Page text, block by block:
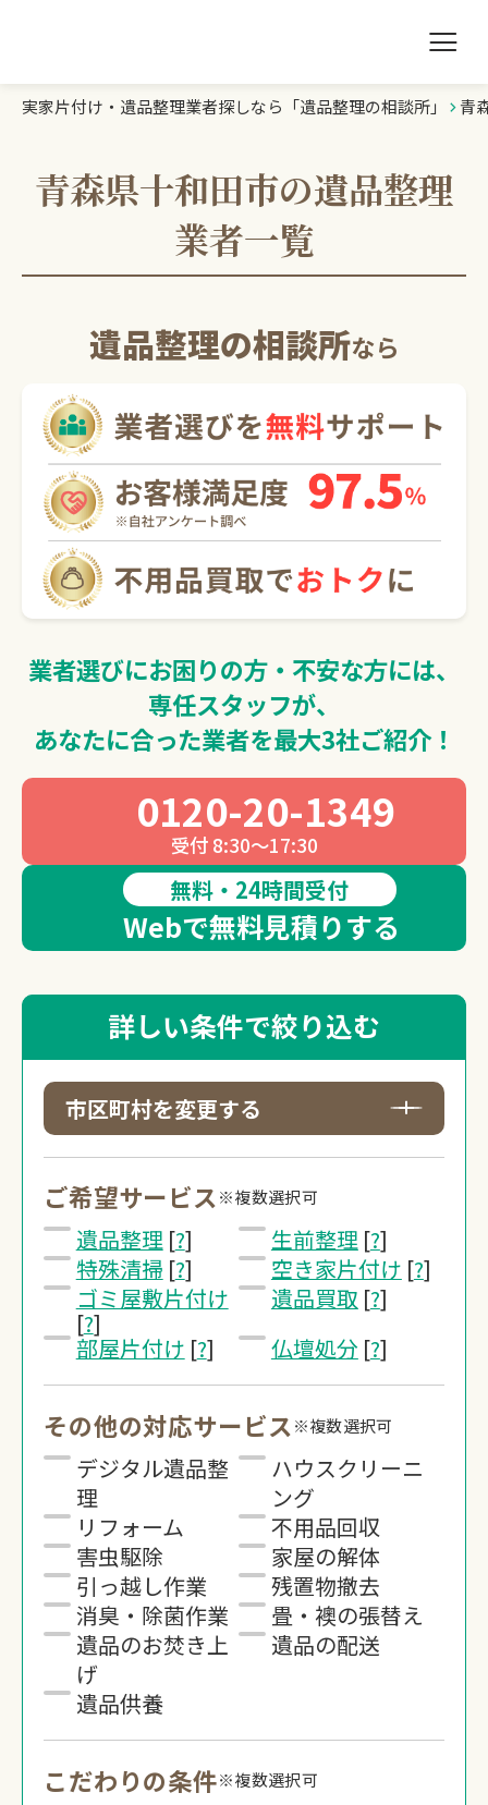
0120-20-1349
無料・24時間受付
Webで無料見積りする
遺品整理の相談所TOP
業者を探す
ランキング
お急ぎの方はこちら
実家片付け・遺品整理業者探しなら「遺品整理の相談所」 青
青森県十和田市の遺品整理
業者一覧
遺品整理の相談所なら
業者選びにお困りの方・不安な方には、
専任スタッフが、
あなたに合った業者を最大3社ご紹介！
0120-20-1349
受付 8:30～17:30
無料・24時間受付
Webで無料見積りする
詳しい条件で絞り込む
市区町村を変更する
ご希望サービス※複数選択可
遺品整理 [?] 生前整理 [?]
特殊清掃 [?] 空き家片付け [?]
ゴミ屋敷片付け
[?]
遺品買取 [?]
部屋片付け [?] 仏壇処分 [?]
その他の対応サービス※複数選択可
デジタル遺品整
理
ハウスクリーニ
ング
リフォーム
不用品回収
害虫駆除
家屋の解体
引っ越し作業
残置物撤去
消臭・除菌作業
畳・襖の張替え
遺品のお焚き上
げ
遺品の配送
遺品供養
こだわりの条件※複数選択可